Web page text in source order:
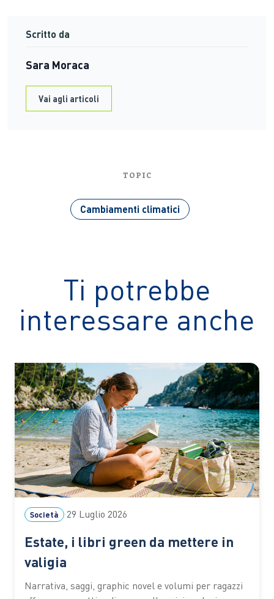
Scritto da
Sara Moraca
Vai agli articoli
TOPIC
Cambiamenti climatici
Ti potrebbe
interessare anche
Società 29 Luglio 2026
Estate, i libri green da mettere in
valigia
Narrativa, saggi, graphic novel e volumi per ragazzi